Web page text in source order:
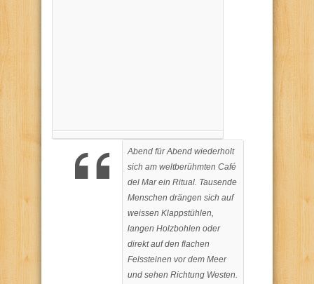
Abend für Abend wiederholt
sich am weltberühmten Café
del Mar ein Ritual. Tausende
Menschen drängen sich auf
weissen Klappstühlen,
langen Holzbohlen oder
direkt auf den flachen
Felssteinen vor dem Meer
und sehen Richtung Westen.